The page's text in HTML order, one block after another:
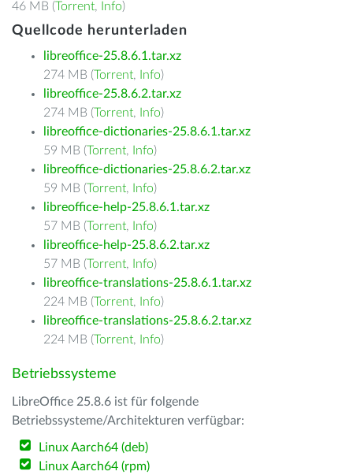
46 MB (Torrent, Info)
Quellcode herunterladen
libreoffice-25.8.6.1.tar.xz
274 MB (Torrent, Info)
libreoffice-25.8.6.2.tar.xz
274 MB (Torrent, Info)
libreoffice-dictionaries-25.8.6.1.tar.xz
59 MB (Torrent, Info)
libreoffice-dictionaries-25.8.6.2.tar.xz
59 MB (Torrent, Info)
libreoffice-help-25.8.6.1.tar.xz
57 MB (Torrent, Info)
libreoffice-help-25.8.6.2.tar.xz
57 MB (Torrent, Info)
libreoffice-translations-25.8.6.1.tar.xz
224 MB (Torrent, Info)
libreoffice-translations-25.8.6.2.tar.xz
224 MB (Torrent, Info)
Betriebssysteme
LibreOffice 25.8.6 ist für folgende
Betriebssysteme/Architekturen verfügbar:
Linux Aarch64 (deb)
Linux Aarch64 (rpm)